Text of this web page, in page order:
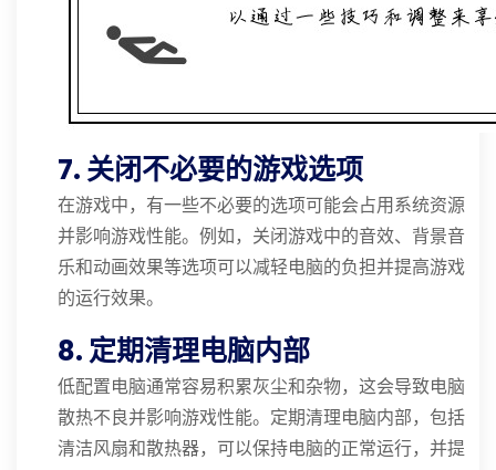
7. 关闭不必要的游戏选项
在游戏中，有一些不必要的选项可能会占用系统资源
并影响游戏性能。例如，关闭游戏中的音效、背景音
乐和动画效果等选项可以减轻电脑的负担并提高游戏
的运行效果。
8. 定期清理电脑内部
低配置电脑通常容易积累灰尘和杂物，这会导致电脑
散热不良并影响游戏性能。定期清理电脑内部，包括
清洁风扇和散热器，可以保持电脑的正常运行，并提